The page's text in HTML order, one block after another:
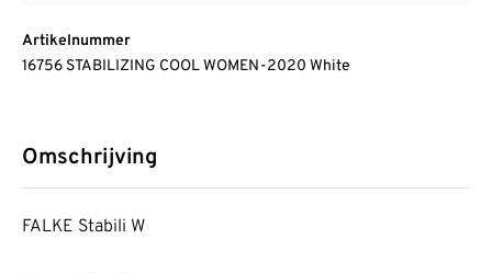
Artikelnummer
16756 STABILIZING COOL WOMEN-2020 White
Omschrijving
FALKE Stabili W